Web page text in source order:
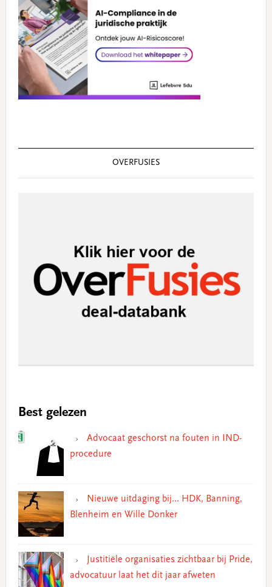
OVERFUSIES
Best gelezen
Advocaat geschorst na fouten in IND-
procedure
Nieuwe uitdaging bij… HDK, Banning,
Blenheim en Wille Donker
Justitiële organisaties zichtbaar bij Pride,
advocatuur laat het dit jaar afweten